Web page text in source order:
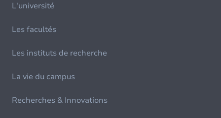
L'université
Les facultés
Les instituts de recherche
La vie du campus
Recherches & Innovations